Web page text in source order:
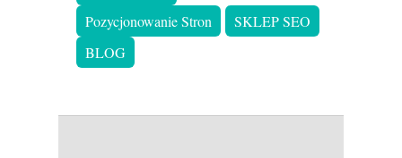
Pozycjonowanie Stron
SKLEP SEO
BLOG